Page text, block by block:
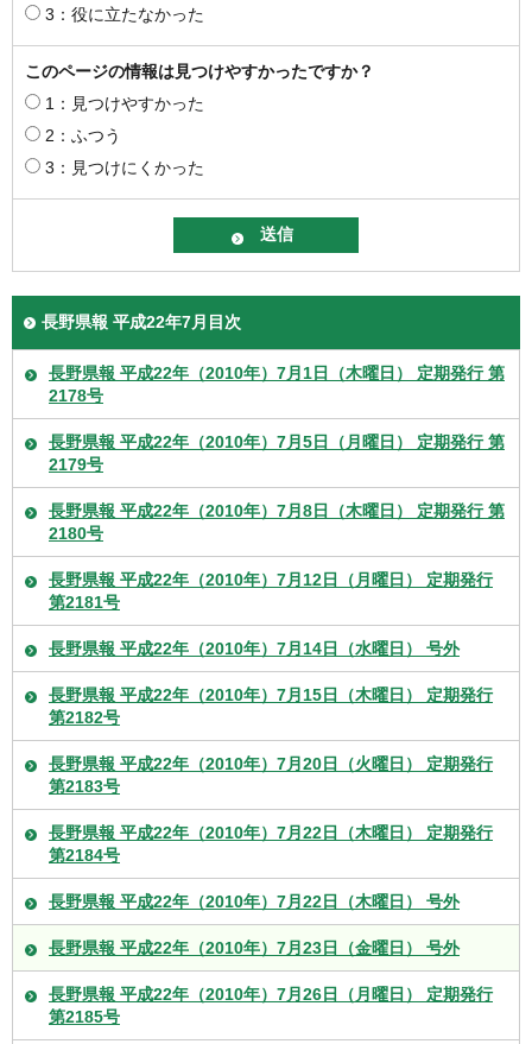
3：役に立たなかった
このページの情報は見つけやすかったですか？
1：見つけやすかった
2：ふつう
3：見つけにくかった
長野県報 平成22年7月目次
長野県報 平成22年（2010年）7月1日（木曜日） 定期発行 第
2178号
長野県報 平成22年（2010年）7月5日（月曜日） 定期発行 第
2179号
長野県報 平成22年（2010年）7月8日（木曜日） 定期発行 第
2180号
長野県報 平成22年（2010年）7月12日（月曜日） 定期発行
第2181号
長野県報 平成22年（2010年）7月14日（水曜日） 号外
長野県報 平成22年（2010年）7月15日（木曜日） 定期発行
第2182号
長野県報 平成22年（2010年）7月20日（火曜日） 定期発行
第2183号
長野県報 平成22年（2010年）7月22日（木曜日） 定期発行
第2184号
長野県報 平成22年（2010年）7月22日（木曜日） 号外
長野県報 平成22年（2010年）7月23日（金曜日） 号外
長野県報 平成22年（2010年）7月26日（月曜日） 定期発行
第2185号